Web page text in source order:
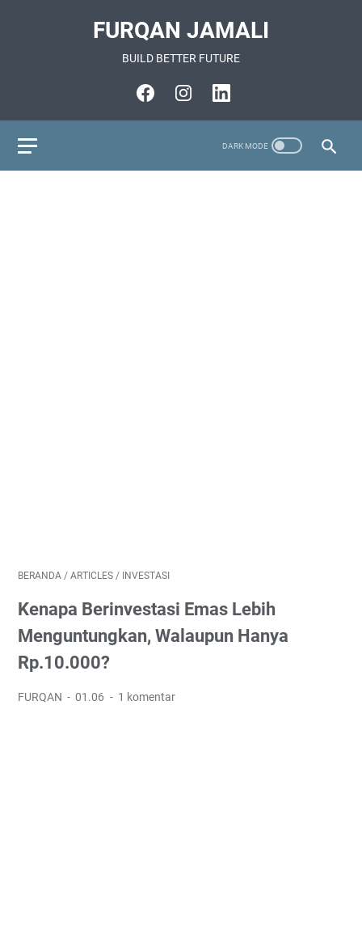
FURQAN JAMALI
BUILD BETTER FUTURE
BERANDA / ARTICLES / INVESTASI
Kenapa Berinvestasi Emas Lebih
Menguntungkan, Walaupun Hanya
Rp.10.000?
FURQAN 01.06 1 komentar